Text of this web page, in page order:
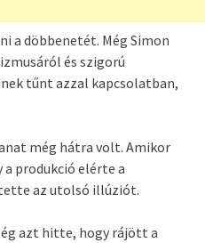
a döbbenetét. Még Simon
és szigorú
tűnt azzal kapcsolatban,
még hátra volt. Amikor
produkció elérte a
az utolsó illúziót.
azt hitte, hogy rájött a